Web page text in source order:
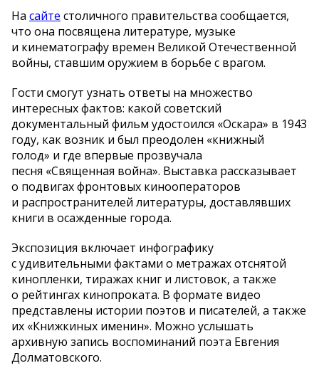
На сайте столичного правительства сообщается,
что она посвящена литературе, музыке
и кинематографу времен Великой Отечественной
войны, ставшим оружием в борьбе с врагом.
Гости смогут узнать ответы на множество
интересных фактов: какой советский
документальный фильм удостоился «Оскара» в 1943
году, как возник и был преодолен «книжный
голод» и где впервые прозвучала
песня «Священная война». Выставка рассказывает
о подвигах фронтовых кинооператоров
и распространителей литературы, доставлявших
книги в осажденные города.
Экспозиция включает инфографику
с удивительными фактами о метражах отснятой
кинопленки, тиражах книг и листовок, а также
о рейтингах кинопроката. В формате видео
представлены истории поэтов и писателей, а также
их «Книжкиных именин». Можно услышать
архивную запись воспоминаний поэта Евгения
Долматовского.